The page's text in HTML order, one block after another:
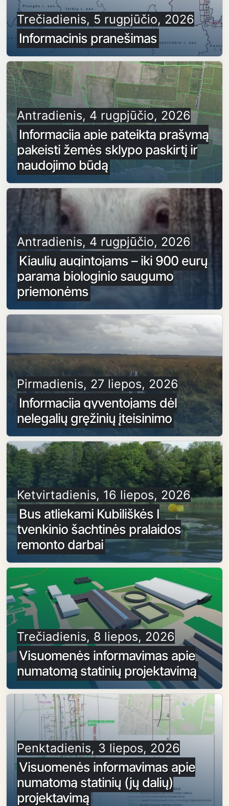
Trečiadienis, 5 rugpjūčio, 2026
Informacinis pranešimas
Antradienis, 4 rugpjūčio, 2026
Informacija apie pateiktą prašymą
pakeisti žemės sklypo paskirtį ir
naudojimo būdą
Antradienis, 4 rugpjūčio, 2026
Kiaulių augintojams – iki 900 eurų
parama biologinio saugumo
priemonėms
Pirmadienis, 27 liepos, 2026
Informacija gyventojams dėl
nelegalių gręžinių įteisinimo
Ketvirtadienis, 16 liepos, 2026
Bus atliekami Kubiliškės I
tvenkinio šachtinės pralaidos
remonto darbai
Trečiadienis, 8 liepos, 2026
Visuomenės informavimas apie
numatomą statinių projektavimą
Penktadienis, 3 liepos, 2026
Visuomenės informavimas apie
numatomą statinių (jų dalių)
projektavimą